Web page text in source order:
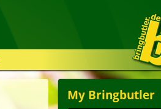
My Bringbutler